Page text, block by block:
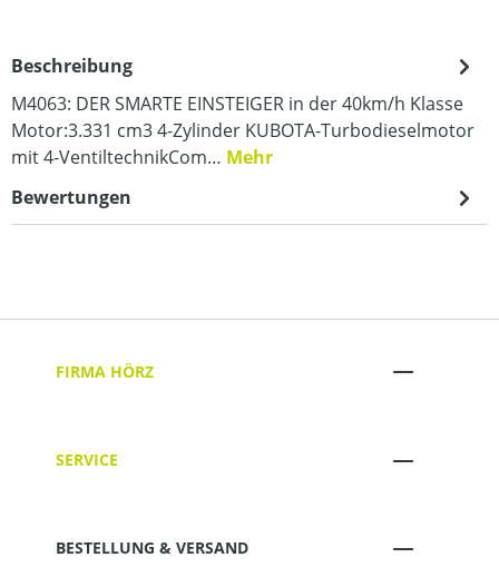
Beschreibung
M4063: DER SMARTE EINSTEIGER in der 40km/h Klasse
Motor:3.331 cm3 4-Zylinder KUBOTA-Turbodieselmotor
mit 4-VentiltechnikCom… Mehr
Bewertungen
FIRMA HÖRZ
SERVICE
BESTELLUNG & VERSAND